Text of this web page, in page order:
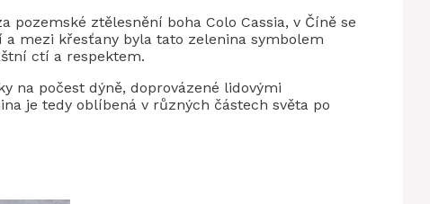
pozemské ztělesnění boha Colo Cassia, v Číně se
mezi křesťany byla tato zelenina symbolem
ctí a respektem.
na počest dýně, doprovázené lidovými
je tedy oblíbená v různých částech světa po